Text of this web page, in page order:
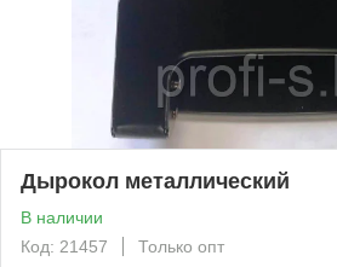
Дырокол металлический
В наличии
Код: 21457
Только опт